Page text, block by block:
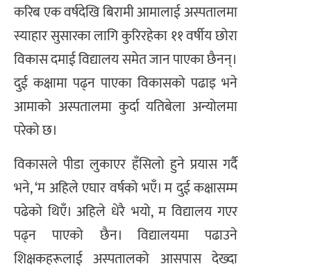
करिब एक वर्षदेखि बिरामी आमालाई अस्पतालमा
स्याहार सुसारका लागि कुरिरहेका ११ वर्षीय छोरा
विकास दमाई विद्यालय समेत जान पाएका छैनन्।
दुई कक्षामा पढ्न पाएका विकासको पढाइ भने
आमाको अस्पतालमा कुर्दा यतिबेला अन्योलमा
परेको छ।
विकासले पीडा लुकाएर हँसिलो हुने प्रयास गर्दै
भने, ‘म अहिले एघार वर्षको भएँ। म दुई कक्षासम्म
पढेको थिएँ। अहिले धेरै भयो, म विद्यालय गएर
पढ्न पाएको छैन। विद्यालयमा पढाउने
शिक्षकहरूलाई अस्पतालको आसपास देख्दा